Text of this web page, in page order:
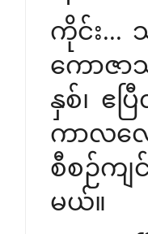
ကိုင်း...
ကောဇာ
နှစ်၊ ဧပ
ကာလလေ
စီစဉ်ကျ
မယ်။